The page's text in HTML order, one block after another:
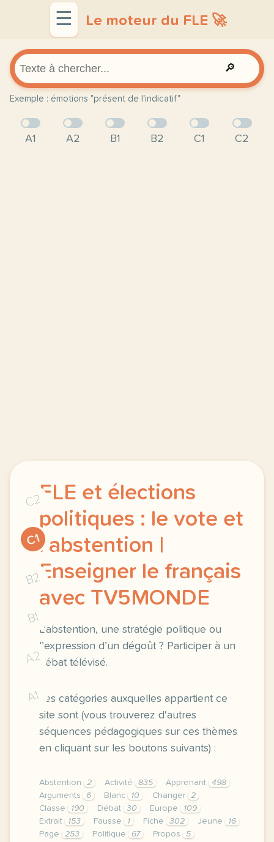
☰ Le moteur du FLE 🚀
🔎
Exemple : émotions "présent de l'indicatif"
A1 A2 B1 B2 C1 C2
C2
C1
B2
B1
A2
A1
FLE et élections
politiques : le vote et
l'abstention |
Enseigner le français
avec TV5MONDE
L’abstention, une stratégie politique ou
l’expression d’un dégoût ? Participer à un
débat télévisé.
Les catégories auxquelles appartient ce
site sont (vous trouverez d'autres
séquences pédagogiques sur ces thèmes
en cliquant sur les boutons suivants) :
Abstention 2 Activité 835 Apprenant
498
Arguments
6 Blanc 10 Changer
2
Classe
190 Débat 30 Europe
109
Extrait
153 Fausse 1 Fiche 302 Jeune
16
Page
253 Politique 67 Propos
5